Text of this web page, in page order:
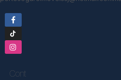
Contatos